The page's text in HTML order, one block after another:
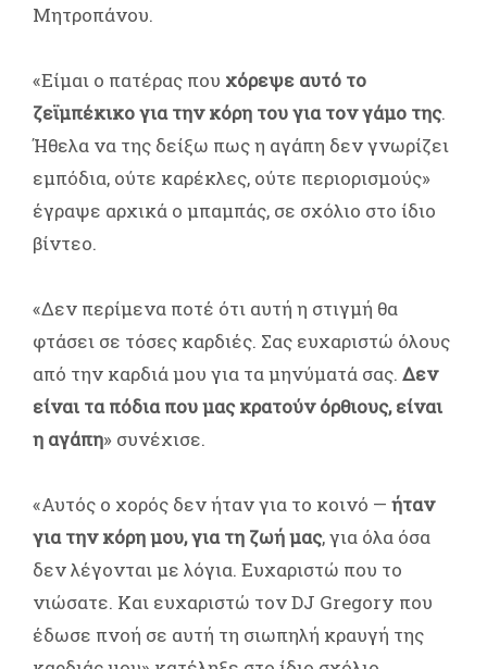
Μητροπάνου.
«Είμαι ο πατέρας που χόρεψε αυτό το
ζεϊμπέκικο για την κόρη του για τον γάμο της.
Ήθελα να της δείξω πως η αγάπη δεν γνωρίζει
εμπόδια, ούτε καρέκλες, ούτε περιορισμούς»
έγραψε αρχικά ο μπαμπάς, σε σχόλιο στο ίδιο
βίντεο.
«Δεν περίμενα ποτέ ότι αυτή η στιγμή θα
φτάσει σε τόσες καρδιές. Σας ευχαριστώ όλους
από την καρδιά μου για τα μηνύματά σας. Δεν
είναι τα πόδια που μας κρατούν όρθιους, είναι
η αγάπη» συνέχισε.
«Αυτός ο χορός δεν ήταν για το κοινό — ήταν
για την κόρη μου, για τη ζωή μας, για όλα όσα
δεν λέγονται με λόγια. Ευχαριστώ που το
νιώσατε. Και ευχαριστώ τον DJ Gregory που
έδωσε πνοή σε αυτή τη σιωπηλή κραυγή της